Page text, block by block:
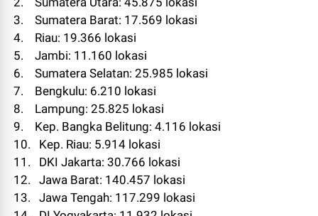
3. Sumatera Barat: 17.569 lokasi
4. Riau: 19.366 lokasi
5. Jambi: 11.160 lokasi
6. Sumatera Selatan: 25.985 lokasi
7. Bengkulu: 6.210 lokasi
8. Lampung: 25.825 lokasi
9. Kep. Bangka Belitung: 4.116 lokasi
10. Kep. Riau: 5.914 lokasi
11. DKI Jakarta: 30.766 lokasi
12. Jawa Barat: 140.457 lokasi
13. Jawa Tengah: 117.299 lokasi